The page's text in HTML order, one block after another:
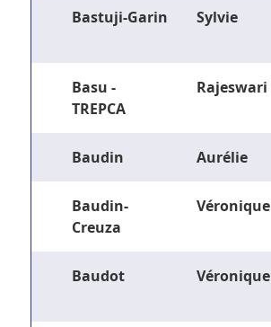
Bastuji-Garin Sylvie
Basu -
TREPCA
Rajeswari
Baudin Aurélie
Baudin-
Creuza
Véronique
Baudot Véronique